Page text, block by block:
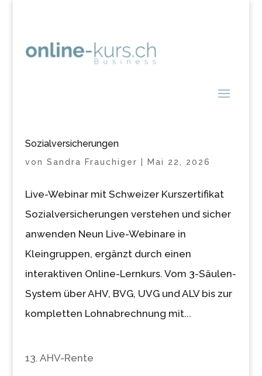
Sozialversicherungen
von Sandra Frauchiger | Mai 22, 2026
Live-Webinar mit Schweizer Kurszertifikat
Sozialversicherungen verstehen und sicher
anwenden Neun Live-Webinare in
Kleingruppen, ergänzt durch einen
interaktiven Online-Lernkurs. Vom 3-Säulen-
System über AHV, BVG, UVG und ALV bis zur
kompletten Lohnabrechnung mit...
13. AHV-Rente